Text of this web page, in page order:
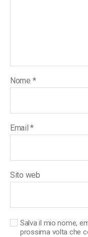
Nome *
Email*
Sito web
Salva il mio nome,
prossima volta che